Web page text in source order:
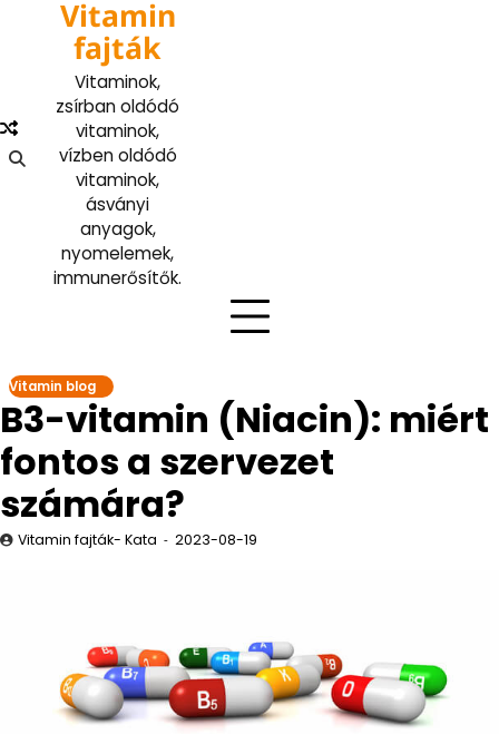
Vitamin
fajták
Vitaminok,
zsírban oldódó
vitaminok,
vízben oldódó
vitaminok,
ásványi
anyagok,
nyomelemek,
immunerősítők.
Vitamin blog
B3-vitamin (Niacin): miért
fontos a szervezet
számára?
Vitamin fajták- Kata 2023-08-19